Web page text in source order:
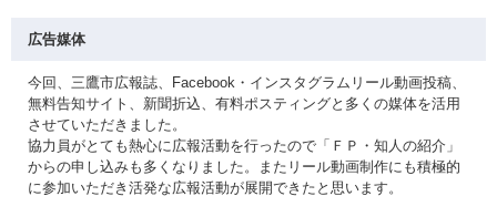
広告媒体
今回、三鷹市広報誌、Facebook・インスタグラムリール動画投稿、
無料告知サイト、新聞折込、有料ポスティングと多くの媒体を活用
させていただきました。
協力員がとても熱心に広報活動を行ったので「ＦＰ・知人の紹介」
からの申し込みも多くなりました。またリール動画制作にも積極的
に参加いただき活発な広報活動が展開できたと思います。